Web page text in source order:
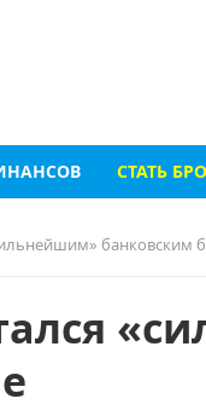
СТАТЬ
банковским